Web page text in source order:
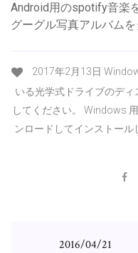
Android用のspotify音楽
グーグル写真アルバム
2017年2月13日
いる光学式ドライブのデ
してください。 Windows
ンロードしてインストー
2016/04/21